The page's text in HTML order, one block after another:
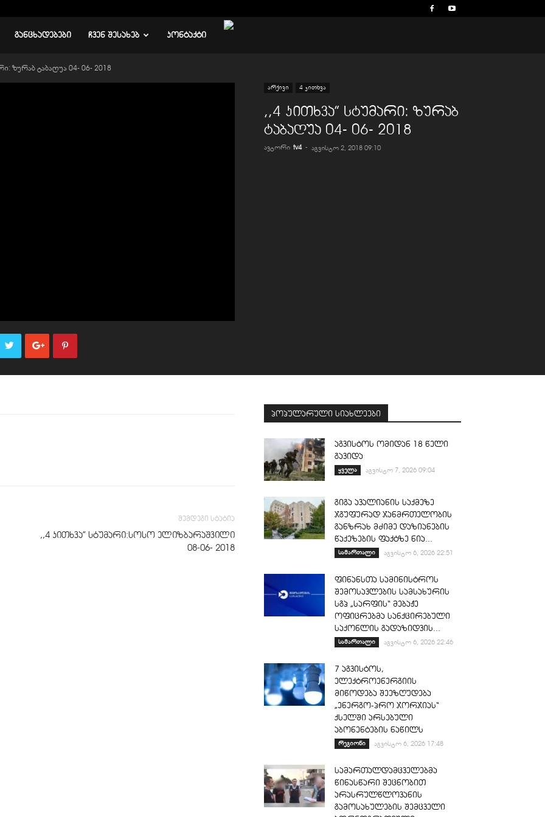
ᲒᲐᲜᲪᲮᲐᲓᲔᲑᲔᲑᲘ ᲩᲕᲔᲜ ᲨᲔᲡᲐᲮᲔᲑ ᲙᲝᲜᲢᲐᲥᲢᲘ
ზურაბ ტაბაღუა 04- 06- 2018
არქივი 4 კითხვა
,,4 კითხვა” სტუმარი: ზურაბ
ტაბაღუა 04- 06- 2018
ავტორი tv4 - აგვისტო 2, 2018 09:10
შემდეგი სტატია
,,4 კითხვა” სტუმარი:სოსო ელიზბარაშვილი
08-06- 2018
პოპულარული სიახლეები
აგვისტოს ომიდან 18 წელი
გავიდა
ყველა აგვისტო 7, 2026 09:04
გიგა ავალიანის საქმეზე
ჯგუფურად ჯანმრთელობის
განზრახ მძიმე დაზიანების
წაქეზების ფაქტზე ნია...
სამართალი აგვისტო 6, 2026 22:51
ფინანსთა სამინისტროს
შემოსავლების სამსახურის
სგპ „სარფის“ მებაჟე
ოფიცრებმა სანქცირებული
საქონლის გადაზიდვის...
სამართალი აგვისტო 6, 2026 22:46
7 აგვისტოს,
ელექტროენერგიის
მიწოდება შეეზღუდება
„ენერგო-პრო ჯორჯიას“
ქსელში არსებული
აბონენტების ნაწილს
რეგიონი აგვისტო 6, 2026 17:48
სამართალდამცველებმა
წინასწარი შეცნობით
არასრულწლოვანის
გამოსახულების შემცველი